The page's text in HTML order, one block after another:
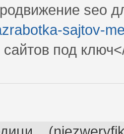
seo
sajtov-
под